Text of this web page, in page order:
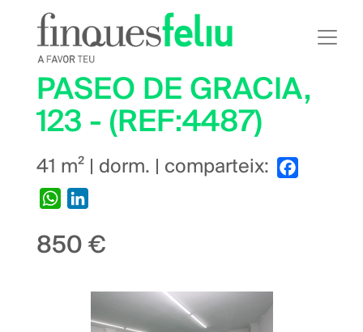
Skip
to
PASEO DE GRACIA,
123 - (REF:4487)
41 m² | dorm. | comparteix:
WhatsApp
850 €